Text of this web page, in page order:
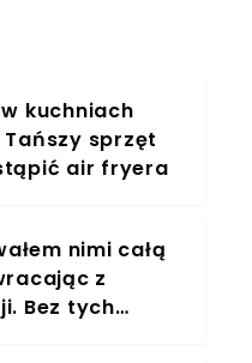
kuchniach
Tańszy sprzęt
air fryera
nimi całą
z
Bez tych